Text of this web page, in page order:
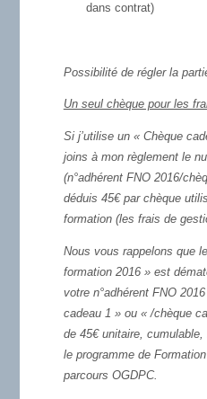
dans contrat)
Possibilité de régler la
Un seul chèque pour les
Si j’utilise un « Chèque
joins à mon règlement le
(n°adhérent FNO 2016/
déduis 45€ par chèque
formation (les frais de
Nous vous rappelons que
formation 2016 » est
votre n°adhérent FNO
cadeau 1 » ou « /chèque
de 45€ unitaire,
le programme de
parcours OGDPC.